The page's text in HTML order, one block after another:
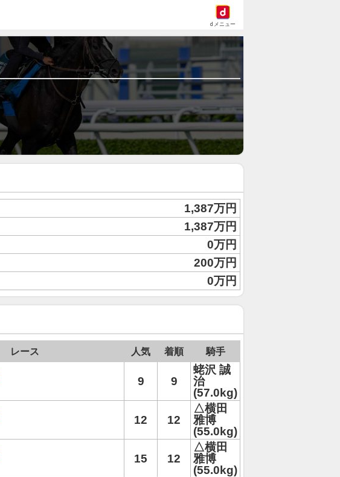
dメニュー
1,387万円
1,387万円
0万円
200万円
0万円
レース 人気 着順 騎手
9 9
蛯沢 誠
治
(57.0kg)
12 12
△横田
雅博
(55.0kg)
15 12
△横田
雅博
(55.0kg)